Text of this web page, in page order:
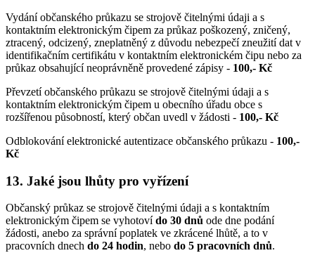
Vydání občanského průkazu se strojově čitelnými údaji a s
kontaktním elektronickým čipem za průkaz poškozený, zničený,
ztracený, odcizený, zneplatněný z důvodu nebezpečí zneužití dat v
identifikačním certifikátu v kontaktním elektronickém čipu nebo za
průkaz obsahující neoprávněně provedené zápisy - 100,- Kč
Převzetí občanského průkazu se strojově čitelnými údaji a s
kontaktním elektronickým čipem u obecního úřadu obce s
rozšířenou působností, který občan uvedl v žádosti - 100,- Kč
Odblokování elektronické autentizace občanského průkazu - 100,-
Kč
13. Jaké jsou lhůty pro vyřízení
Občanský průkaz se strojově čitelnými údaji a s kontaktním
elektronickým čipem se vyhotovído 30 dnů ode dne podání
žádosti, anebo za správní poplatek ve zkrácené lhůtě, a to v
pracovních dnech do 24 hodin, nebo do 5 pracovních dnů.